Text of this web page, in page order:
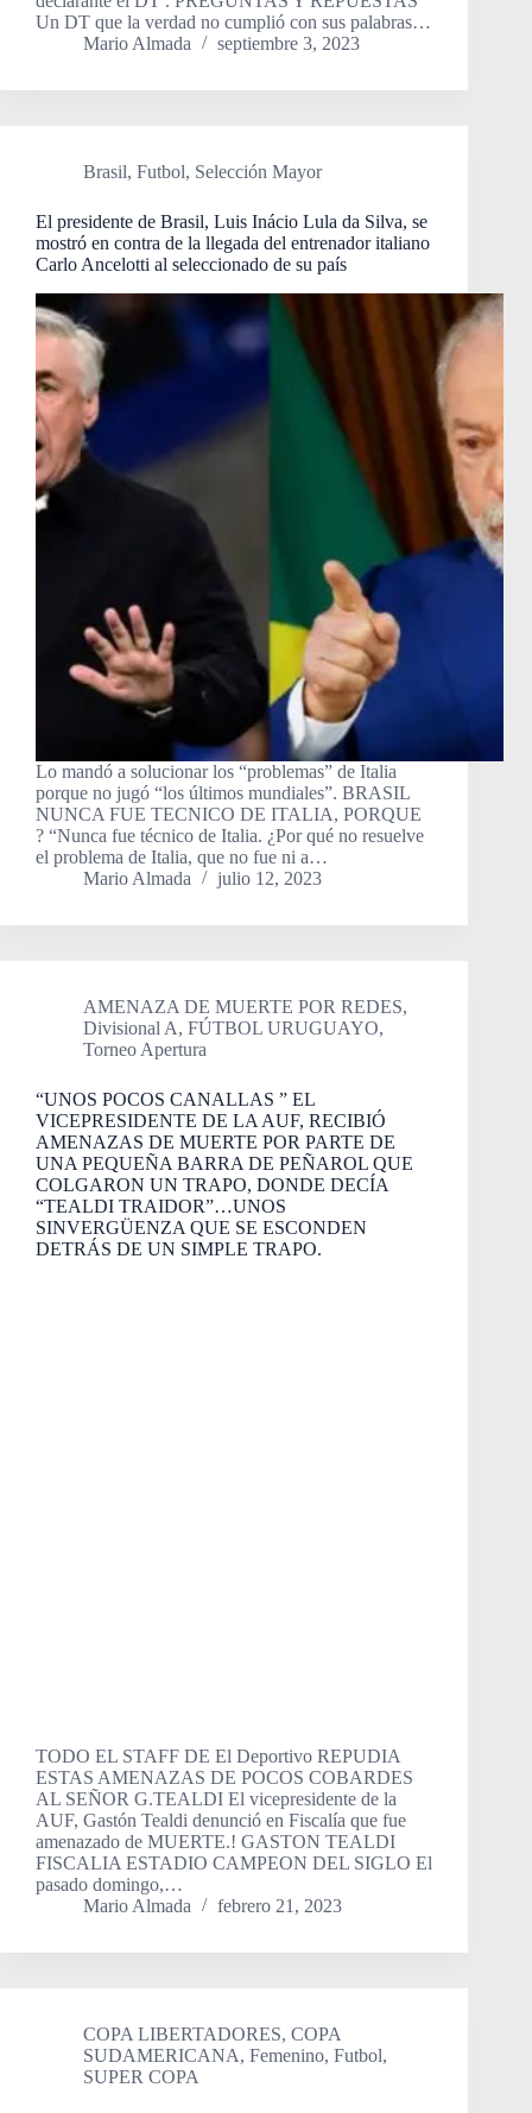
Un DT que la verdad no cumplió con sus palabras…
Mario Almada
septiembre 3, 2023
Brasil, Futbol, Selección Mayor
El presidente de Brasil, Luis Inácio Lula da Silva, se
mostró en contra de la llegada del entrenador italiano
Carlo Ancelotti al seleccionado de su país
Lo mandó a solucionar los “problemas” de Italia
porque no jugó “los últimos mundiales”. BRASIL
NUNCA FUE TECNICO DE ITALIA, PORQUE
? “Nunca fue técnico de Italia. ¿Por qué no resuelve
el problema de Italia, que no fue ni a…
Mario Almada
julio 12, 2023
AMENAZA DE MUERTE POR REDES,
Divisional A, FÚTBOL URUGUAYO,
Torneo Apertura
“UNOS POCOS CANALLAS ” EL
VICEPRESIDENTE DE LA AUF, RECIBIÓ
AMENAZAS DE MUERTE POR PARTE DE
UNA PEQUEÑA BARRA DE PEÑAROL QUE
COLGARON UN TRAPO, DONDE DECÍA
“TEALDI TRAIDOR”…UNOS
SINVERGÜENZA QUE SE ESCONDEN
DETRÁS DE UN SIMPLE TRAPO.
TODO EL STAFF DE El Deportivo REPUDIA
ESTAS AMENAZAS DE POCOS COBARDES
AL SEÑOR G.TEALDI El vicepresidente de la
AUF, Gastón Tealdi denunció en Fiscalía que fue
amenazado de MUERTE.! GASTON TEALDI
FISCALIA ESTADIO CAMPEON DEL SIGLO El
pasado domingo,…
Mario Almada
febrero 21, 2023
COPA LIBERTADORES, COPA
SUDAMERICANA, Femenino, Futbol,
SUPER COPA